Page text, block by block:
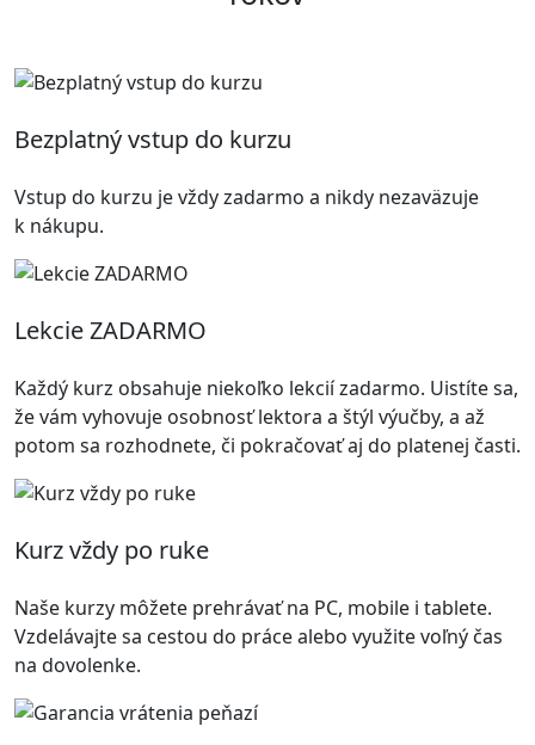
Bezplatný vstup do kurzu
Vstup do kurzu je vždy zadarmo a nikdy nezaväzuje
k nákupu.
Lekcie ZADARMO
Každý kurz obsahuje niekoľko lekcií zadarmo. Uistíte sa,
že vám vyhovuje osobnosť lektora a štýl výučby, a až
potom sa rozhodnete, či pokračovať aj do platenej časti.
Kurz vždy po ruke
Naše kurzy môžete prehrávať na PC, mobile i tablete.
Vzdelávajte sa cestou do práce alebo využite voľný čas
na dovolenke.